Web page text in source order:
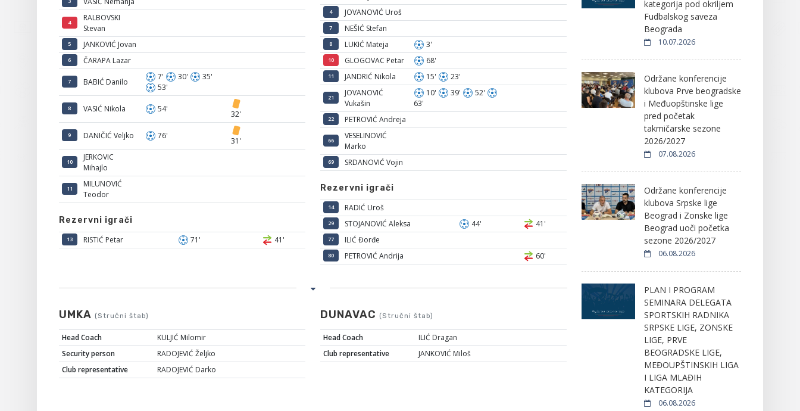
4
RALBOVSKI
Stevan
5 JANKOVIĆ Jovan
6 ČARAPA Lazar
7 BABIĆ Danilo
7' 30'
35'
53'
8 VASIĆ Nikola 54'
32'
9 DANIČIĆ Veljko 76'
31'
10
JERKOVIC
Mihajlo
11
MILUNOVIĆ
Teodor
Rezervni igrači
13 RISTIĆ Petar 71' 41'
4 JOVANOVIĆ Uroš
7 NEŠIĆ Stefan
8 LUKIĆ Mateja 3'
10 GLOGOVAC Petar 68'
11 JANDRIĆ Nikola 15' 23'
21
JOVANOVIĆ
Vukašin
10' 39'
52'
63'
22 PETROVIĆ Andreja
66
VESELINOVIĆ
Marko
69 SRDANOVIĆ Vojin
Rezervni igrači
14 RADIĆ Uroš
29 STOJANOVIĆ Aleksa 44' 41'
77 ILIĆ Đorđe
80 PETROVIĆ Andrija 60'
UMKA (Stručni štab)
Head Coach
KULJIĆ Milomir
Security person
RADOJEVIĆ Željko
Club representative
RADOJEVIĆ Darko
DUNAVAC (Stručni štab)
Head Coach
ILIĆ Dragan
Club representative
JANKOVIĆ Miloš
kategorija pod okriljem
Fudbalskog saveza
Beograda
10.07.2026
Održane konferencije
klubova Prve beogradske
i Međuopštinske lige
pred početak
takmičarske sezone
2026/2027
07.08.2026
Održane konferencije
klubova Srpske lige
Beograd i Zonske lige
Beograd uoči početka
sezone 2026/2027
06.08.2026
PLAN I PROGRAM
SEMINARA DELEGATA
SPORTSKIH RADNIKA
SRPSKE LIGE, ZONSKE
LIGE, PRVE
BEOGRADSKE LIGE,
MEĐOUPŠTINSKIH LIGA
I LIGA MLAĐIH
KATEGORIJA
06.08.2026